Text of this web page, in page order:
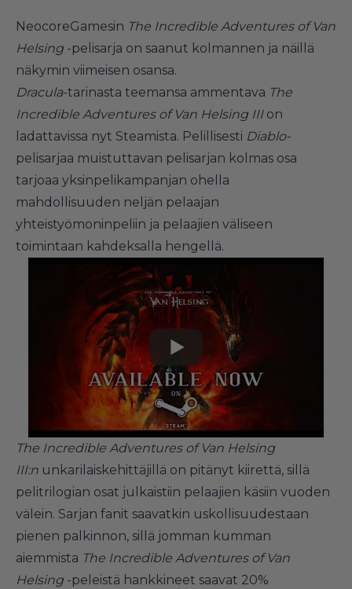
NeocoreGamesin The Incredible Adventures of Van
Helsing -pelisarja on saanut kolmannen ja näillä
näkymin viimeisen osansa.
Dracula-tarinasta teemansa ammentava The
Incredible Adventures of Van Helsing IIIon
ladattavissa nyt Steamista. Pelillisesti Diablo-
pelisarjaa muistuttavan pelisarjan kolmas osa
tarjoaa yksinpelikampanjan ohella
mahdollisuuden neljän pelaajan
yhteistyömoninpeliin ja pelaajien väliseen
toimintaan kahdeksalla hengellä.
The Incredible Adventures of Van Helsing
III:n unkarilaiskehittäjillä on pitänyt kiirettä, sillä
pelitrilogian osat julkaistiin pelaajien käsiin vuoden
välein. Sarjan fanit saavatkin uskollisuudestaan
pienen palkinnon, sillä jomman kumman
aiemmista The Incredible Adventures of Van
Helsing -peleistä hankkineet saavat 20%